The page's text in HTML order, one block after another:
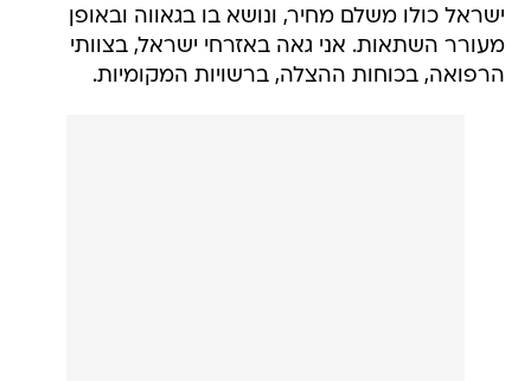
ישראל כולו משלם מחיר, ונושא בו בגאווה ובאופן
מעורר השתאות. אני גאה באזרחי ישראל, בצוותי
הרפואה, בכוחות ההצלה, ברשויות המקומיות.